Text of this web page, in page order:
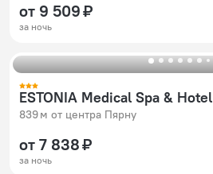
от 9 509 ₽
за ночь
ESTONIA Medical Spa & Hotel
839 м от центра Пярну
от 7 838 ₽
за ночь